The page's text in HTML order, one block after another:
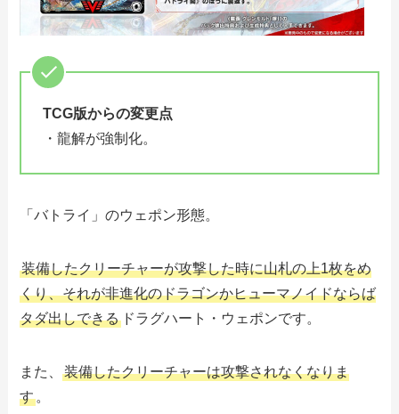
TCG版からの変更点
・龍解が強制化。
「バトライ」のウェポン形態。
装備したクリーチャーが攻撃した時に山札の上1枚をめ
くり、それが非進化のドラゴンかヒューマノイドならば
タダ出しできる ドラグハート・ウェポンです。
また、装備したクリーチャーは攻撃されなくなりま
す 。